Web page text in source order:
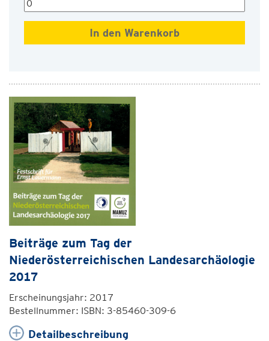
Beiträge zum Tag der
Niederösterreichischen Landesarchäologie
2017
Erscheinungsjahr: 2017
Bestellnummer: ISBN: 3-85460-309-6
Detailbeschreibung